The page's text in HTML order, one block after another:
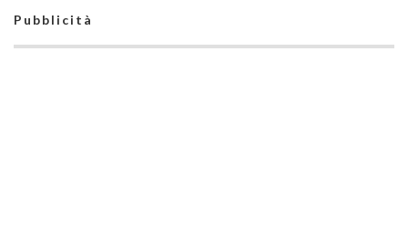
Pubblicità